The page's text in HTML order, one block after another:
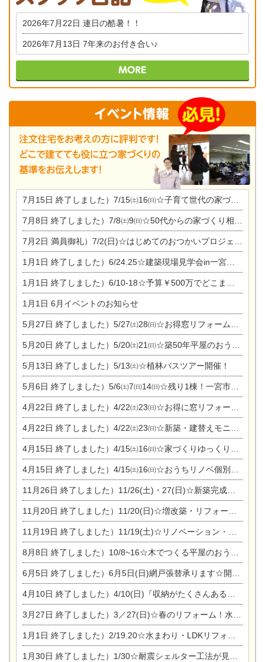
2026年7月22日 連日の酷暑！！
2026年7月13日 7年来のお付き合い♪
7月15日 終了しました）7/15㈯16㈰☆子育て世代の家づくり相談会
7月8日 終了しました）7/8㈯9㈰☆50代からの家づくり相談会
7月2日 満員御礼）7/2(日)☆はじめてのおつかいプロジェクト
1月1日 終了しました）6/24.25☆建築現場見学会in一宮市木曽川町
1月1日 終了しました）6/10-18☆予算￥500万でどこまでできるの？リフォーム相談会
1月1日 6月イベントのお知らせ
5月27日 終了しました）5/27㈯28㈰☆お得窓リフォーム個別相談会
5月20日 終了しました）5/20㈯21㈰☆築50年平屋のおうちリノベーション完成見学会
5月13日 終了しました）5/13㈯☆植林バスツアー開催！
5月6日 終了しました）5/6㈯7㈰14㈰☆残り1棟！一宮市限定モニター募集相談会(新築・建替え)
4月22日 終了しました）4/22㈯23㈰☆お得に窓リフォーム個別相談会
4月22日 終了しました）4/22㈯23㈰☆新築・建替えモニター募集個別相談会
4月15日 終了しました）4/15㈯16㈰☆家づくりゆっくりじっくり個別相談会
4月15日 終了しました）4/15㈯16㈰☆おうちリノベ個別相談会
11月26日 終了しました）11/26(土)・27(日)☆新築完成見学会 in一宮市あずら
11月20日 終了しました）11/20(日)☆増改築・リフォームまつり＆秋の味覚まつり＆芸術祭
11月19日 終了しました）11/19(土)☆リノベーション・家の修理まつり＆増改築・リフォームまつりin扶桑ゴルフ
8月8日 終了しました）10/8~16☆木でつくる平屋のおうちのつくり方【完全予約制】
6月5日 終了しました）6月5日(日)網戸張替承ります☆開催！
4月10日 終了しました）4/10(日)『収納がたくさんあるおうち現場見学会』
3月27日 終了しました）3／27(日)☆春のリフォーム！水まわりLDKリフォーム相談会&今がチャンス！エアコン相談会
1月1日 終了しました）2/19.20☆水まわり・LDKリフォーム相談会＆エアコン相談会
1月30日 終了しました）1/30☆耐震シェルター工法が見れる完成見学会